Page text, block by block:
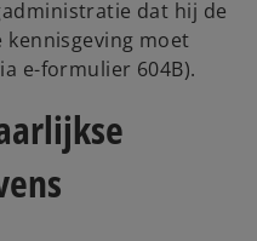
dat hij de
moet
e-formulier 604B).